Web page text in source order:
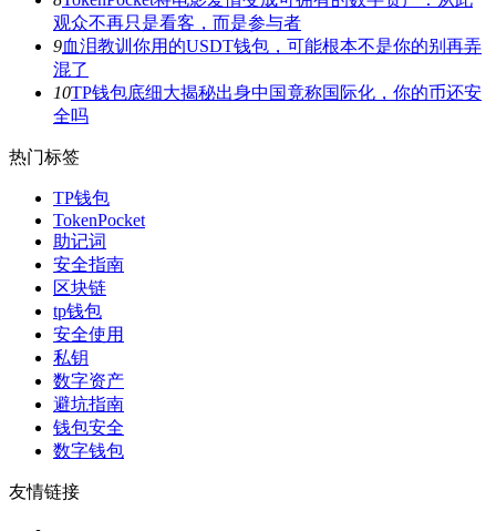
观众不再只是看客，而是参与者
9血泪教训你用的USDT钱包，可能根本不是你的别再弄
混了
10TP钱包底细大揭秘出身中国竟称国际化，你的币还安
全吗
热门标签
TP钱包
TokenPocket
助记词
安全指南
区块链
tp钱包
安全使用
私钥
数字资产
避坑指南
钱包安全
数字钱包
友情链接